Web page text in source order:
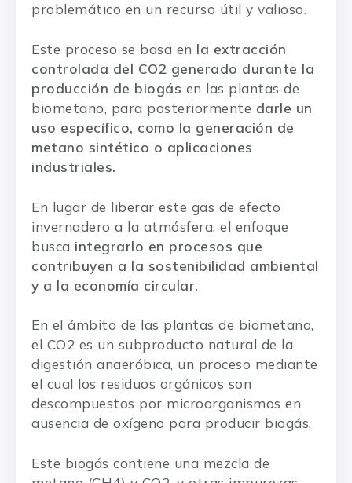
problemático en un recurso útil y valioso.
Este proceso se basa en la extracción
controlada del CO2 generado durante la
producción de biogás en las plantas de
biometano, para posteriormente darle un
uso específico, como la generación de
metano sintético o aplicaciones
industriales.
En lugar de liberar este gas de efecto
invernadero a la atmósfera, el enfoque
busca integrarlo en procesos que
contribuyen a la sostenibilidad ambiental
y a la economía circular.
En el ámbito de las plantas de biometano,
el CO2 es un subproducto natural de la
digestión anaeróbica, un proceso mediante
el cual los residuos orgánicos son
descompuestos por microorganismos en
ausencia de oxígeno para producir biogás.
Este biogás contiene una mezcla de